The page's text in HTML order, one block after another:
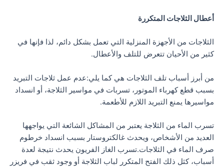
أعطال الثلاجات المتكررة
الثلاجات من الأجهزة المنزلية التي تعمل بشكل دائم، لذا فإنها في
كثير من الأحيان تتعرض للتلف والأعطال.
من أبرز أسباب تلف الثلاجات هي كما يلي:عدم عمل ثلاجات التبريد
بسبب قطع كهرباء الموتور، تسربات في مواسير الثلاجة، أو انسداد
مواسيرها يمنع التبريد اللازم للأطعمة.
تسرب الماء من الثلاجة يعتبر من المشاكل الشائعة التي يواجهها
العديد من الأشخاص، ويحدث غالكتروستار بسبب انسداد خرطوم
صرف الماء في الثلاجات.تسرب الغاز الفريون يحدث نتيجة لعدة
أسباب، كثل ذلك الفتح المتكرر لباب الثلاجة أو وجود ثقب في فريزر